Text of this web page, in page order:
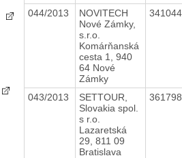
044/2013
NOVITECH
Nové Zámky,
s.r.o.
Komárňanská
cesta 1, 940
64 Nové
Zámky
043/2013
SETTOUR,
Slovakia spol.
s r.o.
Lazaretská
29, 811 09
Bratislava